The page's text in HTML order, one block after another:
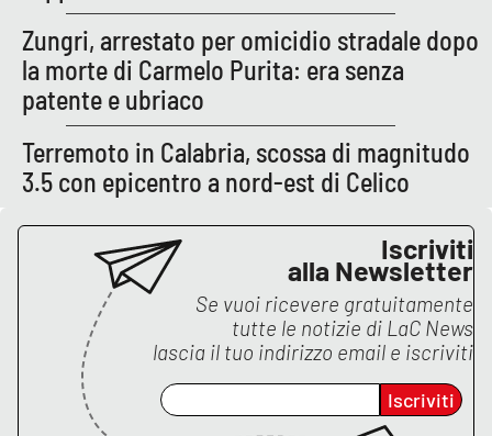
Lacplay.it
Lactv.it
Laconair.it
Lacitymag.it
Lacapitalenews.it
Ilreggino.it
Cosenzachannel.it
Ilvibonese.it
Zungri, arrestato per omicidio stradale dopo
la morte di Carmelo Purita: era senza
patente e ubriaco
Terremoto in Calabria, scossa di magnitudo
3.5 con epicentro a nord-est di Celico
Iscriviti
alla Newsletter
Se vuoi ricevere gratuitamente
tutte le notizie di LaC News
lascia il tuo indirizzo email e iscriviti
Iscriviti